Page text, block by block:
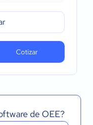
Cotizar
de OEE?